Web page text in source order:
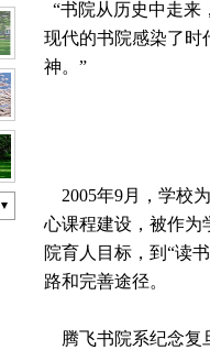
“书院从历史中走来
现代的书院感染了时
神。”
2005年9月，学校
心课程建设，被作为
院育人目标，到“读
路和完善途径。
腾飞书院系纪念复